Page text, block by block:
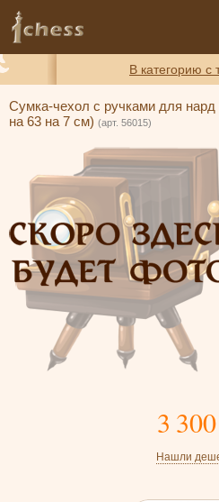
В категорию с
Сумка-чехол с ручками для
на 63 на 7 см) (арт. 56015)
3
Нашли